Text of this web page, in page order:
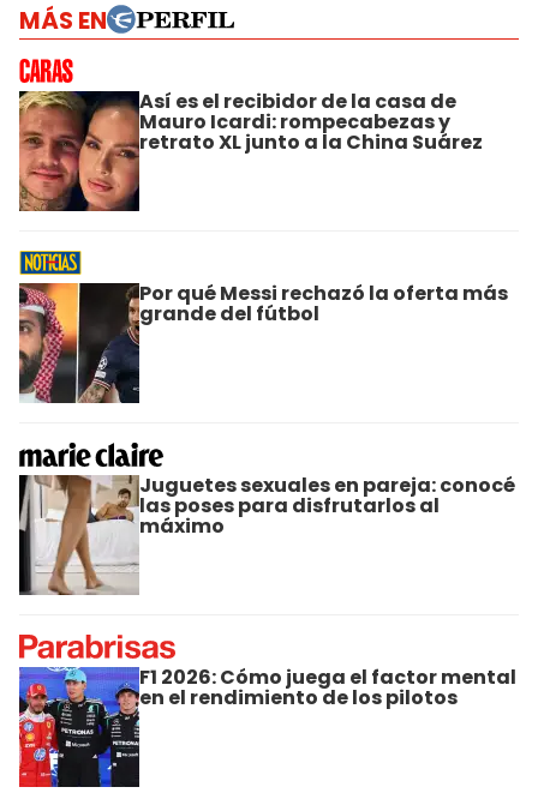
MÁS EN
Así es el recibidor de la casa de
Mauro Icardi: rompecabezas y
retrato XL junto a la China Suárez
Por qué Messi rechazó la oferta más
grande del fútbol
Juguetes sexuales en pareja: conocé
las poses para disfrutarlos al
máximo
F1 2026: Cómo juega el factor mental
en el rendimiento de los pilotos